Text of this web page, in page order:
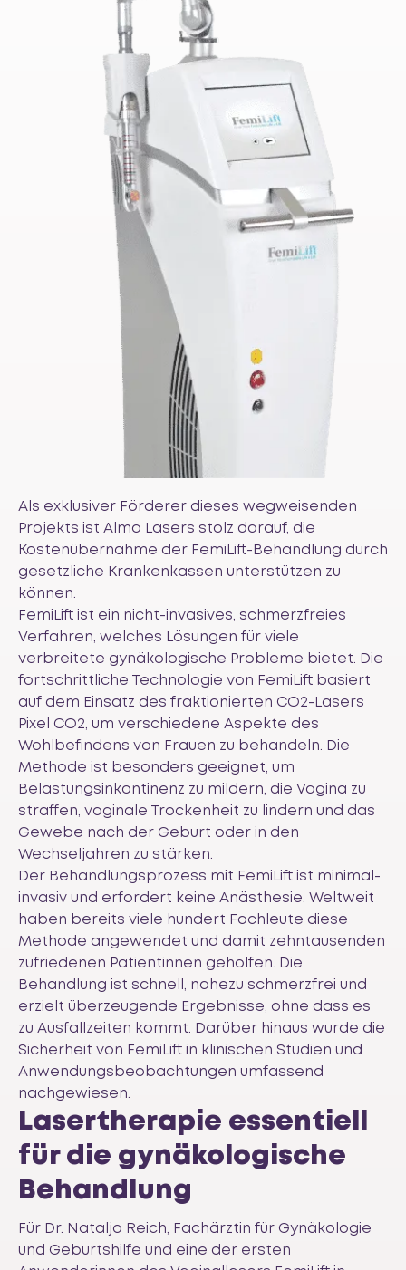
Als exklusiver Förderer dieses wegweisenden
Projekts ist Alma Lasers stolz darauf, die
Kostenübernahme der FemiLift-Behandlung durch
gesetzliche Krankenkassen unterstützen zu
können.
FemiLift ist ein nicht-invasives, schmerzfreies
Verfahren, welches Lösungen für viele
verbreitete gynäkologische Probleme bietet. Die
fortschrittliche Technologie von FemiLift basiert
auf dem Einsatz des fraktionierten CO2-Lasers
Pixel CO2, um verschiedene Aspekte des
Wohlbefindens von Frauen zu behandeln. Die
Methode ist besonders geeignet, um
Belastungsinkontinenz zu mildern, die Vagina zu
straffen, vaginale Trockenheit zu lindern und das
Gewebe nach der Geburt oder in den
Wechseljahren zu stärken.
Der Behandlungsprozess mit FemiLift ist minimal-
invasiv und erfordert keine Anästhesie. Weltweit
haben bereits viele hundert Fachleute diese
Methode angewendet und damit zehntausenden
zufriedenen Patientinnen geholfen. Die
Behandlung ist schnell, nahezu schmerzfrei und
erzielt überzeugende Ergebnisse, ohne dass es
zu Ausfallzeiten kommt. Darüber hinaus wurde die
Sicherheit von FemiLift in klinischen Studien und
Anwendungsbeobachtungen umfassend
nachgewiesen.
Lasertherapie essentiell
für die gynäkologische
Behandlung
Für Dr. Natalja Reich, Fachärztin für Gynäkologie
und Geburtshilfe und eine der ersten